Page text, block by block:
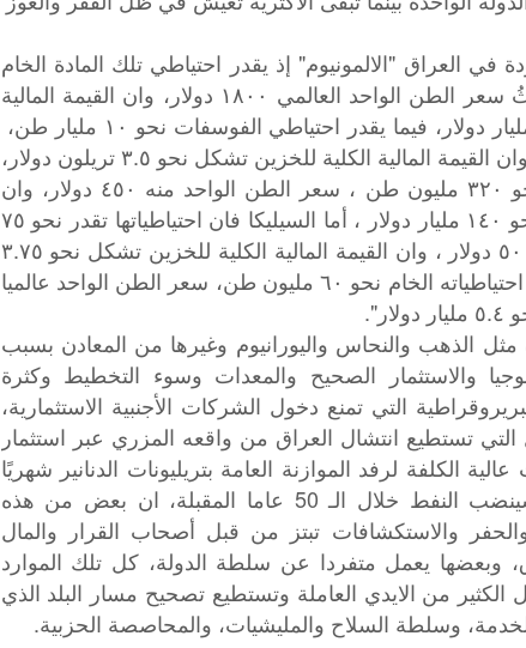
في العراق "الالمونيوم" إذ يقدر احتياطي تلك المادة الخام
نحو ٣٠ مليون طن غير مكتشف، حيثُ سعر الطن الواحد العالمي ١٨٠٠ دولار، وان القيمة المالية
الكلية لخزين العراق تشكل نحو ٥٠ مليار دولار، فيما يقدر احتياطي الفوسفات نحو ١٠ مليار طن،
بسعر الطن الواحد عالميا ٣٥٠ دولار، وان القيمة المالية الكلية للخزين تشكل نحو ٣.٥ تريلون دولار،
بينما يقدر احتياطي الكبريت الخام نحو ٣٢٠ مليون طن ، سعر الطن الواحد منه ٤٥٠ دولار، وان
القيمة الكلية المالية للخزين تشكل نحو ١٤٠ مليار دولار ، أما السيليكا فان احتياطياتها تقدر نحو ٧٥
مليون طن، سعر الطن الواحد عالميا ٥٠ دولار ، وان القيمة المالية الكلية للخزين تشكل نحو ٣.٧٥
مليار دولار، فضلاً عن ان الحديد يقدر احتياطياته الخام نحو ٦٠ مليون طن، سعر الطن الواحد عالميا
الذهب والنحاس واليورانيوم وغيرها من المعادن بسبب
والاستثمار الصحيح والمعدات وسوء التخطيط وكثرة
التي تمنع دخول الشركات الأجنبية الاستثمارية،
التي تستطيع انتشال العراق من واقعه المزري عبر استثمار
الكلفة لرفد الموازنة العامة بتريليونات الدنانير شهريًا
وترك الريعية التي وفق مختصين سينضب النفط خلال الـ 50 عاما المقبلة، ان بعض من هذه
والاستكشافات تبتز من قبل أصحاب القرار والمال
وبعضها يعمل متفردا عن سلطة الدولة، كل تلك الموارد
الكثير من الايدي العاملة وتستطيع تصحيح مسار البلد الذي
وسلطة السلاح والمليشيات، والمحاصصة الحزبية.